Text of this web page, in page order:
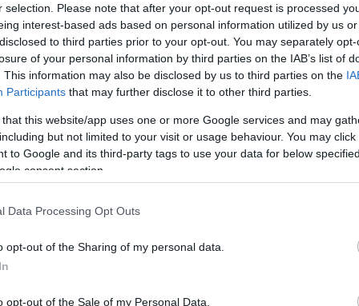
selection. Please note that after your opt-out request is processed
interest-based ads based on personal information utilized by us
to third parties prior to your opt-out. You may separately
of your personal information by third parties on the IAB’s list of
This information may also be disclosed by us to third parties on the
Participants that may further disclose it to other third parties.
that this website/app uses one or more Google services and may
but not limited to your visit or usage behaviour. You may
to Google and its third-party tags to use your data for below
consent section.
Data Processing Opt Outs
opt-out of the Sharing of my personal data.
opt-out of the Sale of my Personal Data.
τηςΓαλλίαςστις εκλογές του
ακροδεξιάς, Μαρίν Λεπέν, σε
δίκτυο TF1.
έκδοση της καταδικαστικής
με την ίδια να ξεκαθαρίζει ότι θα